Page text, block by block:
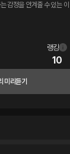
감정을 안겨줄 수 있는
랭킹
10
미리듣기